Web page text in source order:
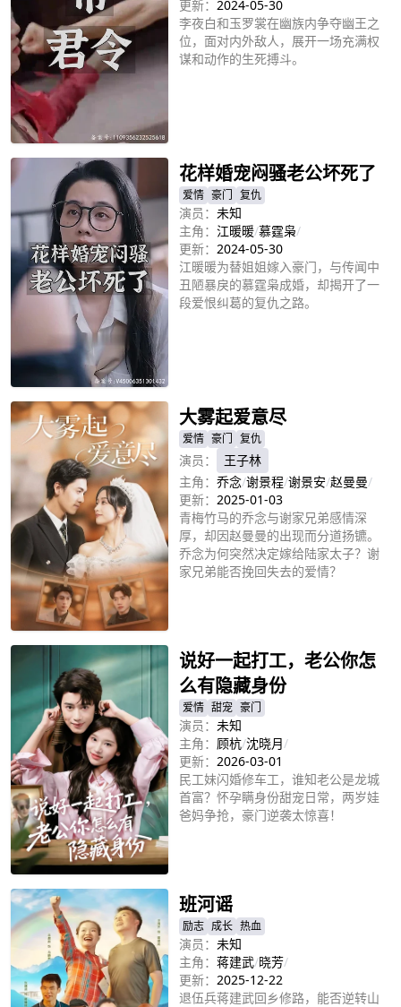
更新： 2024-05-30
李夜白和玉罗裳在幽族内争夺幽王之
位，面对内外敌人，展开一场充满权
谋和动作的生死搏斗。
花样婚宠闷骚老公坏死了
爱情 豪门 复仇
演员： 未知
主角： 江暖暖/慕霆枭/
更新： 2024-05-30
江暖暖为替姐姐嫁入豪门，与传闻中
丑陋暴戾的慕霆枭成婚，却揭开了一
段爱恨纠葛的复仇之路。
大雾起爱意尽
爱情 豪门 复仇
演员：
王子林
主角： 乔念/谢景程/谢景安/赵曼曼/
更新： 2025-01-03
青梅竹马的乔念与谢家兄弟感情深
厚，却因赵曼曼的出现而分道扬镳。
乔念为何突然决定嫁给陆家太子？谢
家兄弟能否挽回失去的爱情？
说好一起打工，老公你怎
么有隐藏身份
爱情 甜宠 豪门
演员： 未知
主角： 顾杭/沈晓月/
更新： 2026-03-01
民工妹闪婚修车工，谁知老公是龙城
首富？怀孕瞒身份甜宠日常，两岁娃
爸妈争抢，豪门逆袭太惊喜！
班河谣
励志 成长 热血
演员： 未知
主角： 蒋建武/晓芳/
更新： 2025-12-22
退伍兵蒋建武回乡修路，能否逆转山